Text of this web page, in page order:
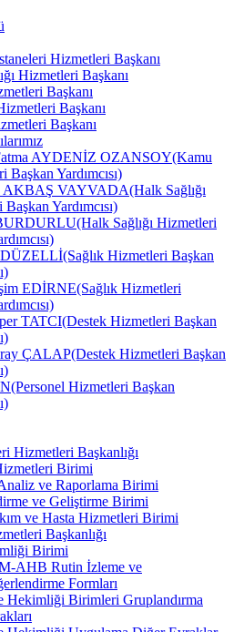
Hizmetleri Başkanı
Hizmetleri Başkanı
Başkanı
Başkanı
Başkanı
AYDENİZ OZANSOY(Kamu
Başkan Yardımcısı)
AKBAŞ VAYVADA(Halk Sağlığı
Yardımcısı)
Sağlığı Hizmetleri
Hizmetleri Başkan
EDİRNE(Sağlık Hizmetleri
TATCI(Destek Hizmetleri Başkan
ÇALAP(Destek Hizmetleri Başkan
Hizmetleri Başkan
Hizmetleri Başkanlığı
Birimi
ve Raporlama Birimi
ve Geliştirme Birimi
ve Hasta Hizmetleri Birimi
Başkanlığı
Birimi
AHB Rutin İzleme ve
Formları
Hekimliği Birimleri Gruplandırma